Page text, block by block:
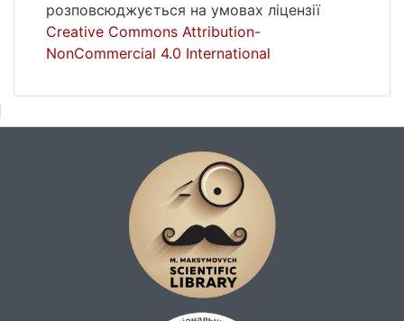
розповсюджується на умовах ліцензії
Creative Commons Attribution-
NonCommercial 4.0 International